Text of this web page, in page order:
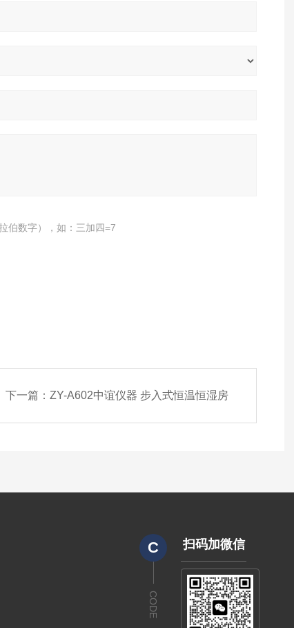
伯数字），如：三加四=7
下一篇： ZY-A602中谊仪器 步入式恒温恒湿房
C
CODE
扫码加微信